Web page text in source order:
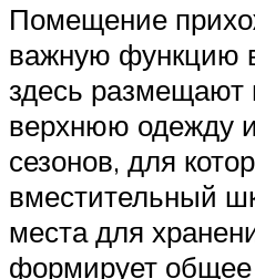
Помещение
важную функцию
здесь размещают
верхнюю одежду
сезонов, для
вместительный
места для
формирует общее